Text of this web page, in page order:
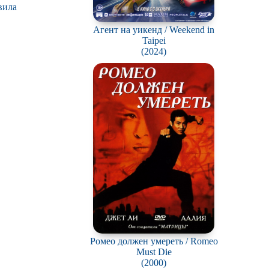
Агент на уикенд / Weekend in
Taipei
(2024)
Ромео должен умереть / Romeo
Must Die
(2000)